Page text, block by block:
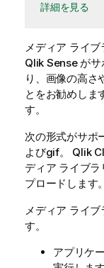
詳細を見る
メディア ライブ
Qlik Senseがサ
り、画像の高さ
とをお勧めしま
す。
次の形式がサポ
よびgif。 Qlik
ディア ライブ
プロードします。
メディア ライ
す。
アプリケ